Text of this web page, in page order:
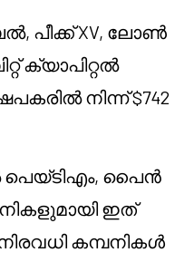
പീക്ക് XV, ലോൺ
ക്യാപിറ്റൽ
നിന്ന് $742
പെയ്‌ടിഎം, പൈൻ
ഇത്
കമ്പനികൾ